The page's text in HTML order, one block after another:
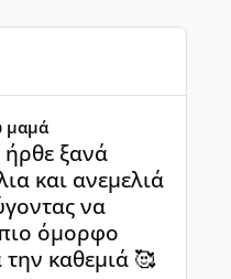
θα σε
ενδοκρινολογος
ότι οι γιατροί
παίρνουμε πολύ
δεν ξέρω
εννοείς το πολύ. Κ
πήρε 7 κιλά, το
γέλια και
μαμά
ξανά
και ανεμελιά
να
όμορφο
καθεμιά 🥰